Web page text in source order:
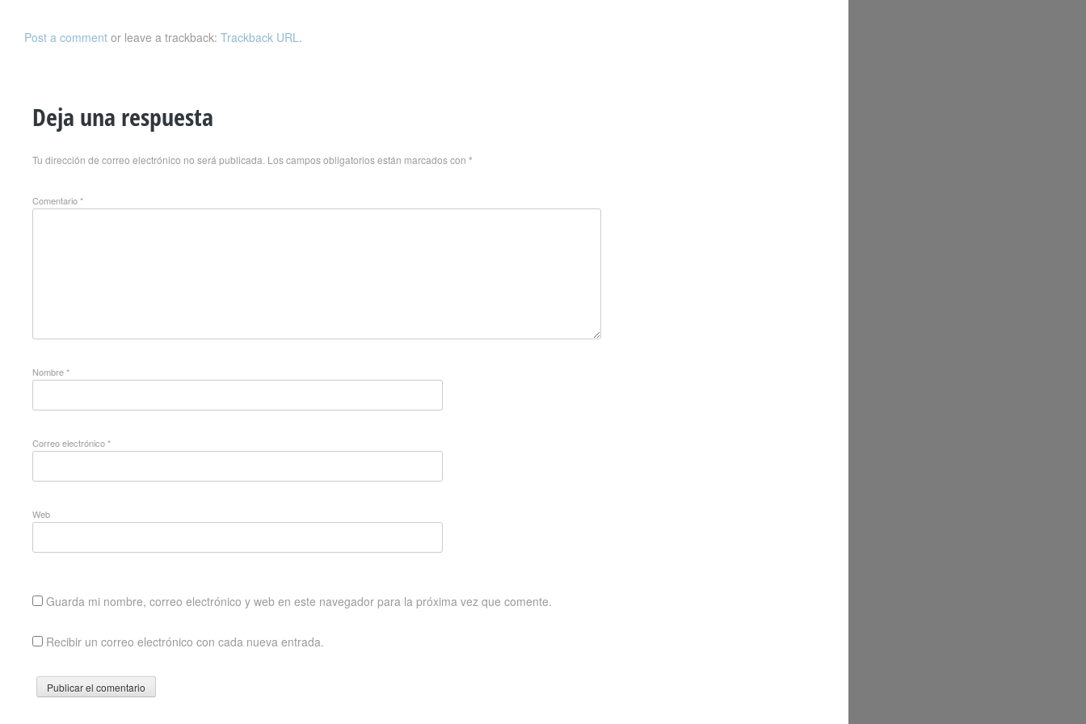
Post a comment or leave a trackback: Trackback URL.
Deja una respuesta
Tu dirección de correo electrónico no será publicada. Los campos obligatorios están marcados con *
Comentario*
Nombre*
Correo electrónico*
Web
Guarda mi nombre, correo electrónico y web en este navegador para la próxima vez que comente.
Recibir un correo electrónico con cada nueva entrada.